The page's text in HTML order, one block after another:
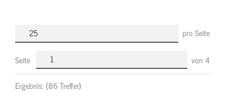
pro Seite
Seite von 4
Ergebnis:(86 Treffer)